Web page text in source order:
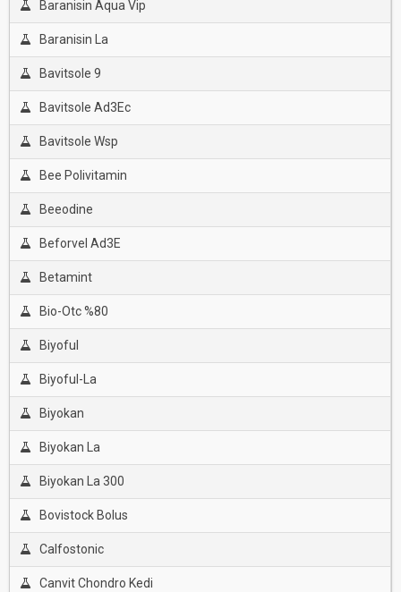
Baranisin Aqua Vip
Baranisin La
Bavitsole 9
Bavitsole Ad3Ec
Bavitsole Wsp
Bee Polivitamin
Beeodine
Beforvel Ad3E
Betamint
Bio-Otc %80
Biyoful
Biyoful-La
Biyokan
Biyokan La
Biyokan La 300
Bovistock Bolus
Calfostonic
Canvit Chondro Kedi